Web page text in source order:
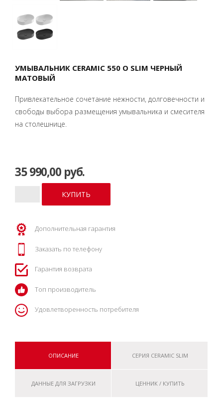
УМЫВАЛЬНИК CERAMIC 550 O SLIM ЧЕРНЫЙ
МАТОВЫЙ
Привлекательное сочетание нежности, долговечности и
свободы выбора размещения умывальника и смесителя
на столешнице.
35 990,00 руб.
Дополнительная гарантия
Заказать по телефону
Гарантия возврата
Топ производитель
Удовлетворенность потребителя
ОПИСАНИЕ СЕРИЯ CERAMIC SLIM
ДАННЫЕ ДЛЯ ЗАГРУЗКИ ЦЕННИК / КУПИТЬ